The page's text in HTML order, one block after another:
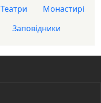
Театри
Монастирі
Заповідники